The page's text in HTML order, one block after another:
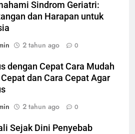
Sindrom Geriatri:
dan Harapan untuk
2 tahun ago 0
dengan Cepat Cara Mudah
dan Cara Cepat Agar
2 tahun ago 0
Sejak Dini Penyebab